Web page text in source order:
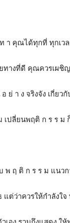
า คุณได้ทุกที่ ทุกเว
างที่ดี คุณควรเผชิญ
ย่ า ง จริงจัง เกี่ยว
เปลี่ยนพฤติ ก ร ร ม
พ ฤ ติ ก ร ร ม แน
ต่ว่าควรให้กำลังใจ